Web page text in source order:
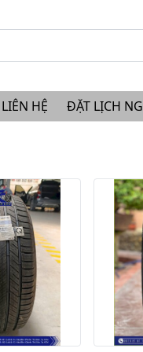
LIÊN HỆ ĐẶT LỊCH